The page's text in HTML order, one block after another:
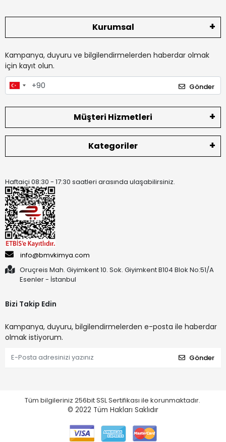
Kurumsal
Kampanya, duyuru ve bilgilendirmelerden haberdar olmak
için kayıt olun.
Gönder
Müşteri Hizmetleri
Kategoriler
Haftaiçi 08:30 - 17:30 saatleri arasında ulaşabilirsiniz.
info@bmvkimya.com
Oruçreis Mah. Giyimkent 10. Sok. Giyimkent B104 Blok No:51/A
Esenler - İstanbul
Bizi Takip Edin
Kampanya, duyuru, bilgilendirmelerden e-posta ile haberdar
olmak istiyorum.
Gönder
Tüm bilgileriniz 256bit SSL Sertifikası ile korunmaktadır.
© 2022 Tüm Hakları Saklıdır